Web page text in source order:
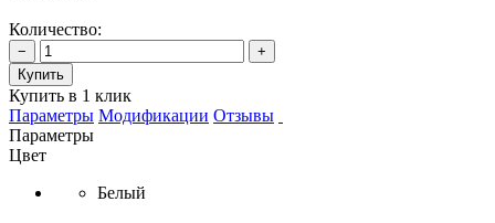
Количество:
−
+
Купить
Купить в 1 клик
Параметры Модификации Отзывы
Параметры
Цвет
Белый